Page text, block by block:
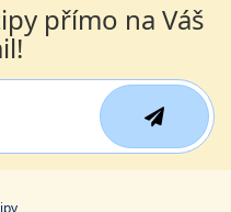
přímo na Váš